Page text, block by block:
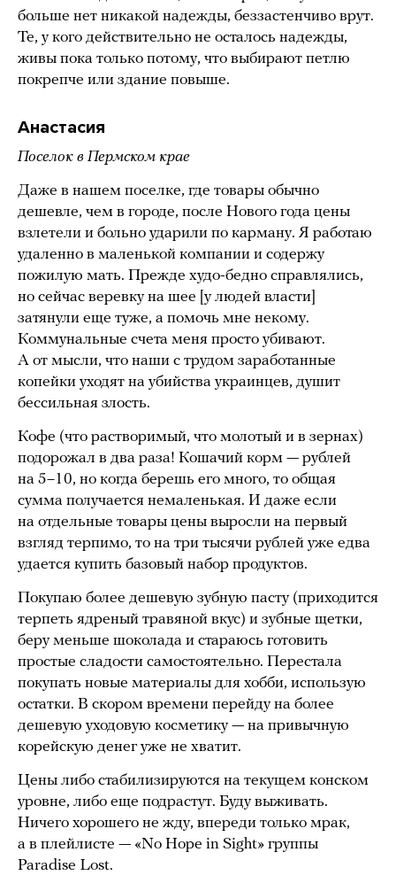
больше нет никакой надежды, беззастенчиво врут.
Те, у кого действительно не осталось надежды,
живы пока только потому, что выбирают петлю
покрепче или здание повыше.
Анастасия
Поселок в Пермском крае
Даже в нашем поселке, где товары обычно
дешевле, чем в городе, после Нового года цены
взлетели и больно ударили по карману. Я работаю
удаленно в маленькой компании и содержу
пожилую мать. Прежде худо-бедно справлялись,
но сейчас веревку на шее [у людей власти]
затянули еще туже, а помочь мне некому.
Коммунальные счета меня просто убивают.
А от мысли, что наши с трудом заработанные
копейки уходят на убийства украинцев, душит
бессильная злость.
Кофе (что растворимый, что молотый и в зернах)
подорожал в два раза! Кошачий корм — рублей
на 5–10, но когда берешь его много, то общая
сумма получается немаленькая. И даже если
на отдельные товары цены выросли на первый
взгляд терпимо, то на три тысячи рублей уже едва
удается купить базовый набор продуктов.
Покупаю более дешевую зубную пасту (приходится
терпеть ядреный травяной вкус) и зубные щетки,
беру меньше шоколада и стараюсь готовить
простые сладости самостоятельно. Перестала
покупать новые материалы для хобби, использую
остатки. В скором времени перейду на более
дешевую уходовую косметику — на привычную
корейскую денег уже не хватит.
Цены либо стабилизируются на текущем конском
уровне, либо еще подрастут. Буду выживать.
Ничего хорошего не жду, впереди только мрак,
а в плейлисте — «No Hope in Sight» группы
Paradise Lost.